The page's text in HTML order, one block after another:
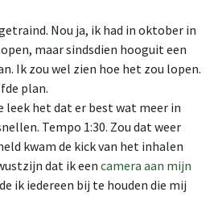
Nou ja, ik had in oktober in
maar sindsdien hooguit een
Ik zou wel zien hoe het zou lopen.
plan.
leek het dat er best wat meer in
Tempo 1:30. Zou dat weer
kwam de kick van het inhalen
dat ik een camera aan mijn
ik iedereen bij te houden die mij